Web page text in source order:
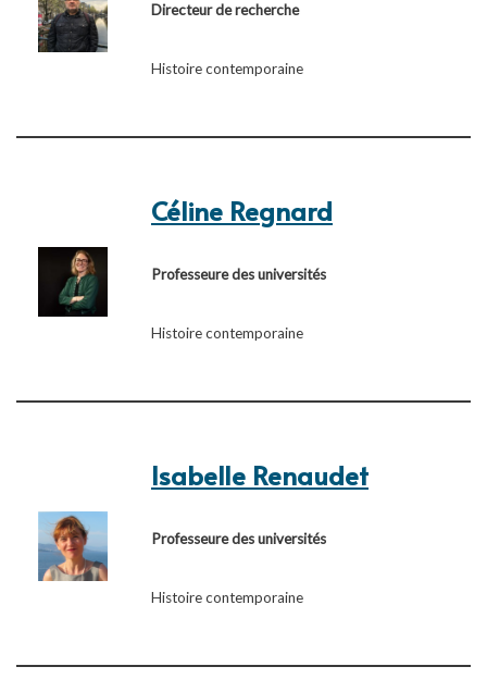
Directeur de recherche
Histoire contemporaine
Céline Regnard
Professeure des universités
Histoire contemporaine
Isabelle Renaudet
Professeure des universités
Histoire contemporaine